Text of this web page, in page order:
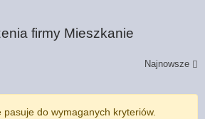
firmy Mieszkanie
Najnowsze
pasuje do wymaganych kryteriów.